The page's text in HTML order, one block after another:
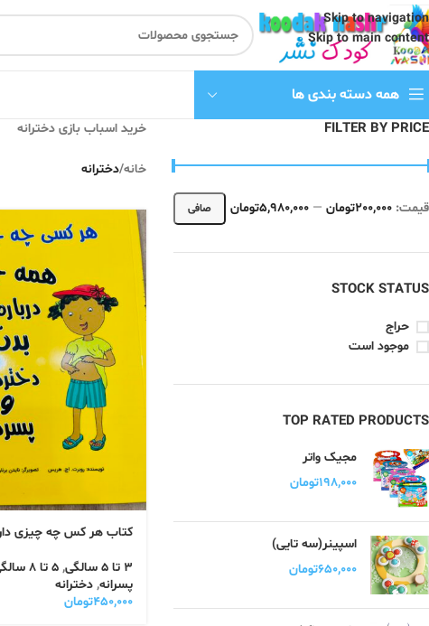
Skip to navigation
Skip to main content
همه دسته بندی ها
FILTER BY PRICE
صافی قيمت: 200,000تومان — 5,980,000تومان
STOCK STATUS
حراج
موجود است
TOP RATED PRODUCTS
مجیک واتر
۱۹۸,۰۰۰تومان
اسپینر(سه تایی)
۶۵۰,۰۰۰تومان
خرید اسباب بازی دخترانه
خانه/دخترانه
کتاب هر کس چه چیزی
3 تا 5 سالگی , 5 تا 8 سالگی
پسرانه, دخترانه
۴۵۰,۰۰۰تومان